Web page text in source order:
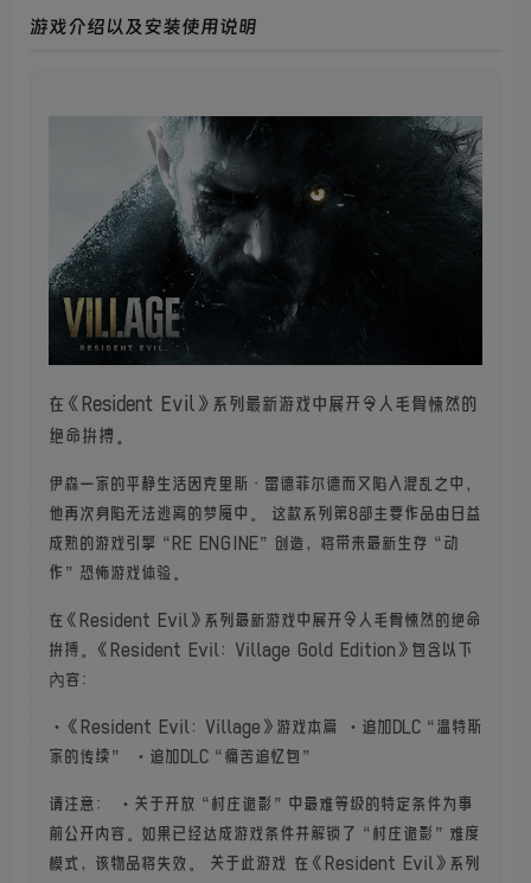
游戏介绍以及安装使用说明
在《Resident Evil》系列最新游戏中展开令人毛骨悚然的
绝命拚搏。
伊森一家的平静生活因克里斯·雷德菲尔德而又陷入混乱之中，
他再次身陷无法逃离的梦魇中。 这款系列第8部主要作品由日益
成熟的游戏引擎“RE ENGINE”创造，将带来最新生存“动
作”恐怖游戏体验。
在《Resident Evil》系列最新游戏中展开令人毛骨悚然的绝命
拚搏。《Resident Evil: Village Gold Edition》包含以下
內容：
・《Resident Evil: Village》游戏本篇 ・追加DLC“温特斯
家的传续” ・追加DLC“痛苦追忆包”
请注意： ・关于开放“村庄诡影”中最难等级的特定条件为事
前公开内容。如果已经达成游戏条件并解锁了“村庄诡影”难度
模式，该物品将失效。 关于此游戏 在《Resident Evil》系列